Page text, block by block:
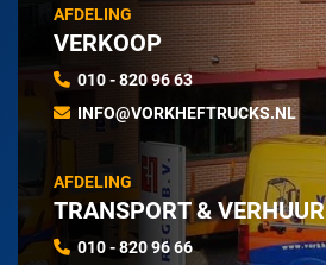
AFDELING
VERKOOP
010 - 820 96 63
INFO@VORKHEFTRUCKS.NL
AFDELING
TRANSPORT & VERHUUR
010 - 820 96 66